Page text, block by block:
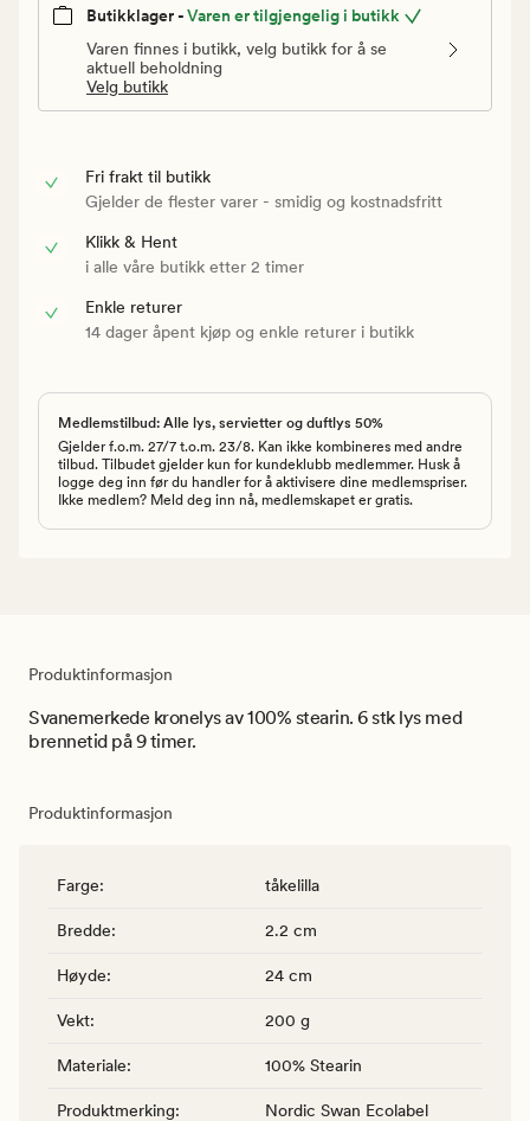
Butikklager -Varen er tilgjengelig i butikk
Varen finnes i butikk, velg butikk for å se
aktuell beholdning
Velg butikk
Fri frakt til butikk
Gjelder de flester varer - smidig og kostnadsfritt
Klikk & Hent
i alle våre butikk etter 2 timer
Enkle returer
14 dager åpent kjøp og enkle returer i butikk
Medlemstilbud: Alle lys, servietter og duftlys 50%
Gjelder f.o.m. 27/7 t.o.m. 23/8. Kan ikke kombineres med andre
tilbud. Tilbudet gjelder kun for kundeklubb medlemmer. Husk å
logge deg inn før du handler for å aktivisere dine medlemspriser.
Ikke medlem? Meld deg inn nå, medlemskapet er gratis.
Produktinformasjon
Svanemerkede kronelys av 100% stearin. 6 stk lys med
brennetid på 9 timer.
Produktinformasjon
Farge: tåkelilla
Bredde: 2.2 cm
Høyde: 24 cm
Vekt: 200 g
Materiale: 100% Stearin
Produktmerking: Nordic Swan Ecolabel